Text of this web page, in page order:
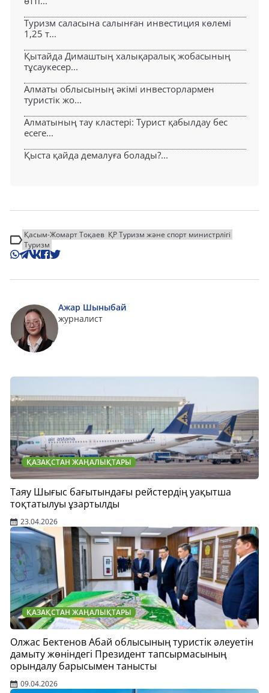
Туризм саласына салынған инвестиция көлемі
1,25 т...
Қытайда Димаштың халықаралық жобасының
тұсаукесер...
Алматы облысының әкімі инвесторлармен
туристік жо...
Алматының тау кластері: Турист қабылдау бес
есеге...
Қыста қайда демалуға болады?...
Қасым-Жомарт Тоқаев ҚР Туризм және спорт министрлігі
Туризм
Ажар Шыныбай
журналист
ҚАЗАҚСТАН ЖАҢАЛЫҚТАРЫ
Таяу Шығыс бағытындағы рейстердің уақытша
тоқтатылуы ұзартылды
23.04.2026
ҚАЗАҚСТАН ЖАҢАЛЫҚТАРЫ
Олжас Бектенов Абай облысының туристік әлеуетін
дамыту жөніндегі Президент тапсырмасының
орындалу барысымен танысты
09.04.2026